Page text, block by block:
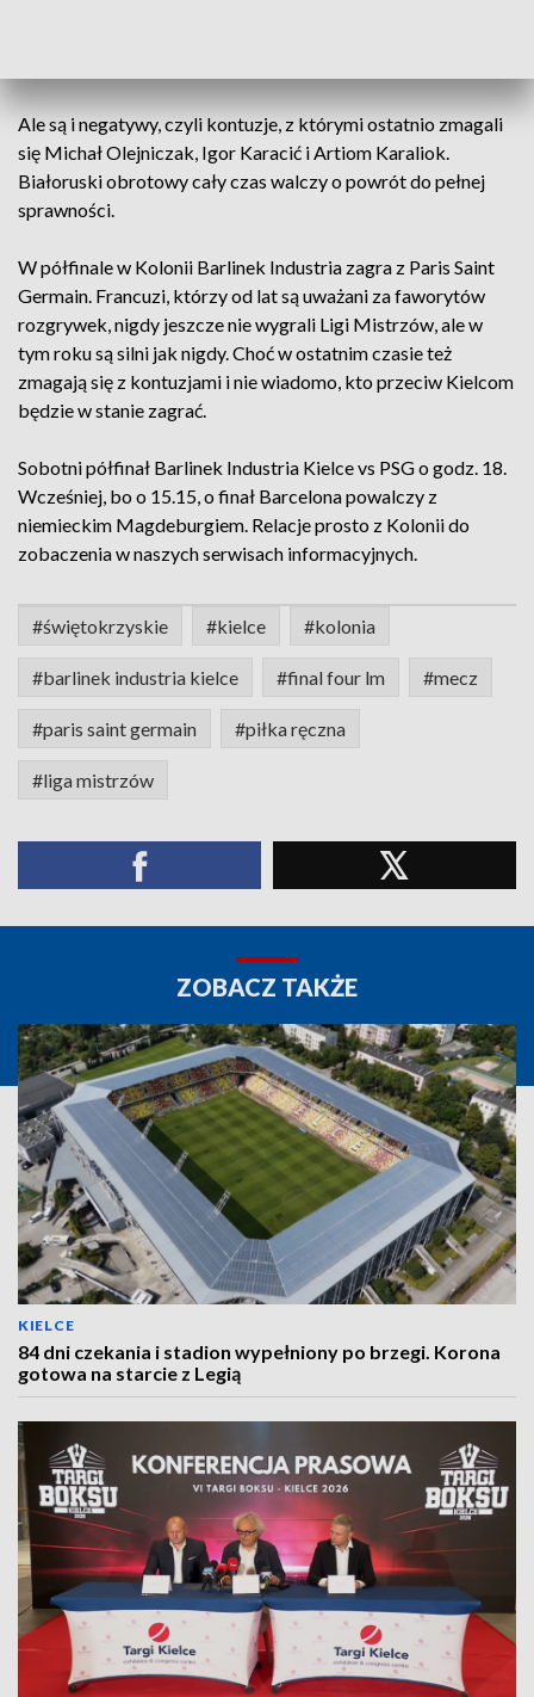
Ale są i negatywy, czyli kontuzje, z którymi ostatnio zmagali
się Michał Olejniczak, Igor Karacić i Artiom Karaliok.
Białoruski obrotowy cały czas walczy o powrót do pełnej
sprawności.
W półfinale w Kolonii Barlinek Industria zagra z Paris Saint
Germain. Francuzi, którzy od lat są uważani za faworytów
rozgrywek, nigdy jeszcze nie wygrali Ligi Mistrzów, ale w
tym roku są silni jak nigdy. Choć w ostatnim czasie też
zmagają się z kontuzjami i nie wiadomo, kto przeciw Kielcom
będzie w stanie zagrać.
Sobotni półfinał Barlinek Industria Kielce vs PSG o godz. 18.
Wcześniej, bo o 15.15, o finał Barcelona powalczy z
niemieckim Magdeburgiem. Relacje prosto z Kolonii do
zobaczenia w naszych serwisach informacyjnych.
#świętokrzyskie #kielce #kolonia
#barlinek industria kielce #final four lm #mecz
#paris saint germain #piłka ręczna
#liga mistrzów
ZOBACZ TAKŻE
KIELCE
84 dni czekania i stadion wypełniony po brzegi. Korona
gotowa na starcie z Legią